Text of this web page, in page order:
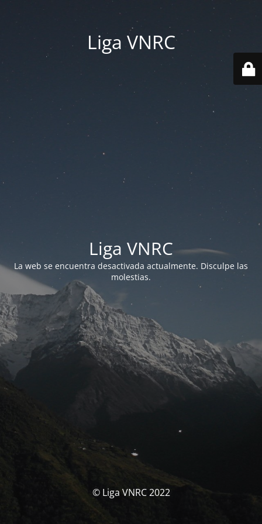
Liga VNRC
Liga VNRC
La web se encuentra desactivada actualmente. Disculpe las
molestias.
© Liga VNRC 2022